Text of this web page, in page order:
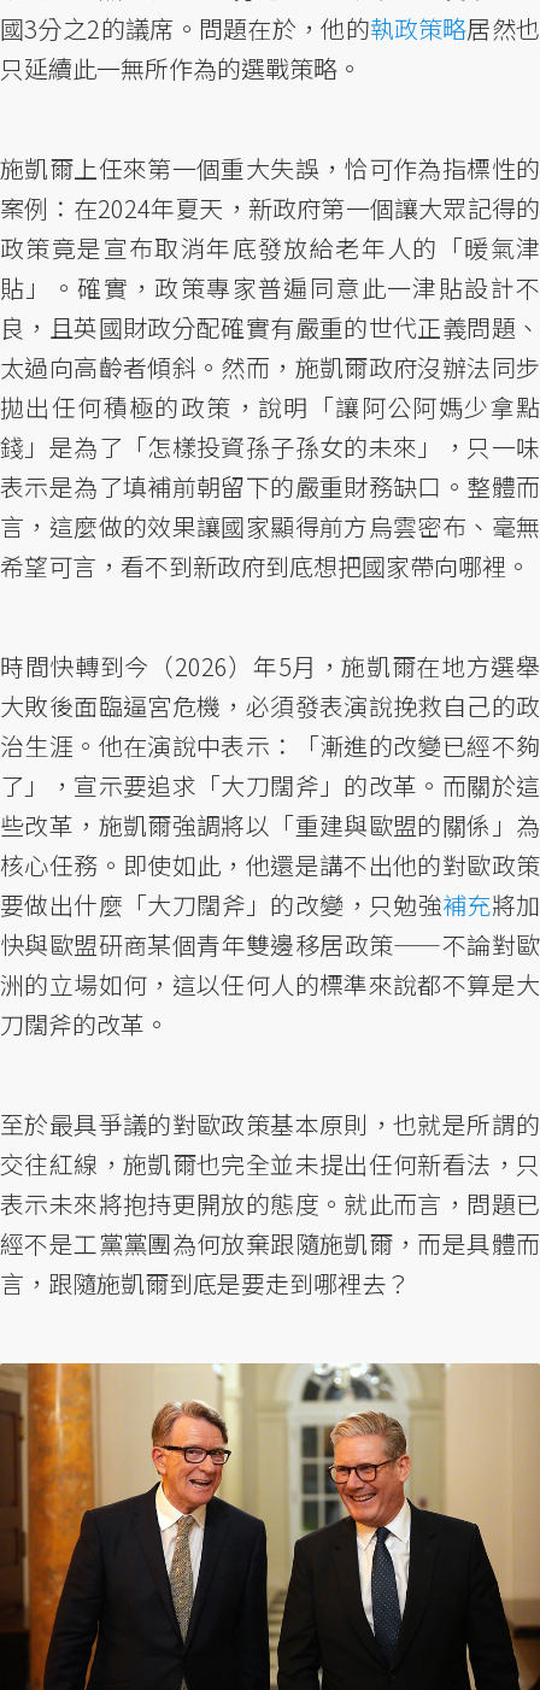
國3分之2的議席。問題在於，他的執政策略居然也
只延續此一無所作為的選戰策略。
施凱爾上任來第一個重大失誤，恰可作為指標性的
案例：在2024年夏天，新政府第一個讓大眾記得的
政策竟是宣布取消年底發放給老年人的「暖氣津
貼」。確實，政策專家普遍同意此一津貼設計不
良，且英國財政分配確實有嚴重的世代正義問題、
太過向高齡者傾斜。然而，施凱爾政府沒辦法同步
拋出任何積極的政策，說明「讓阿公阿媽少拿點
錢」是為了「怎樣投資孫子孫女的未來」，只一味
表示是為了填補前朝留下的嚴重財務缺口。整體而
言，這麼做的效果讓國家顯得前方烏雲密布、毫無
希望可言，看不到新政府到底想把國家帶向哪裡。
時間快轉到今（2026）年5月，施凱爾在地方選舉
大敗後面臨逼宮危機，必須發表演說挽救自己的政
治生涯。他在演說中表示：「漸進的改變已經不夠
了」，宣示要追求「大刀闊斧」的改革。而關於這
些改革，施凱爾強調將以「重建與歐盟的關係」為
核心任務。即使如此，他還是講不出他的對歐政策
要做出什麼「大刀闊斧」的改變，只勉強補充將加
快與歐盟研商某個青年雙邊移居政策——不論對歐
洲的立場如何，這以任何人的標準來說都不算是大
刀闊斧的改革。
至於最具爭議的對歐政策基本原則，也就是所謂的
交往紅線，施凱爾也完全並未提出任何新看法，只
表示未來將抱持更開放的態度。就此而言，問題已
經不是工黨黨團為何放棄跟隨施凱爾，而是具體而
言，跟隨施凱爾到底是要走到哪裡去？